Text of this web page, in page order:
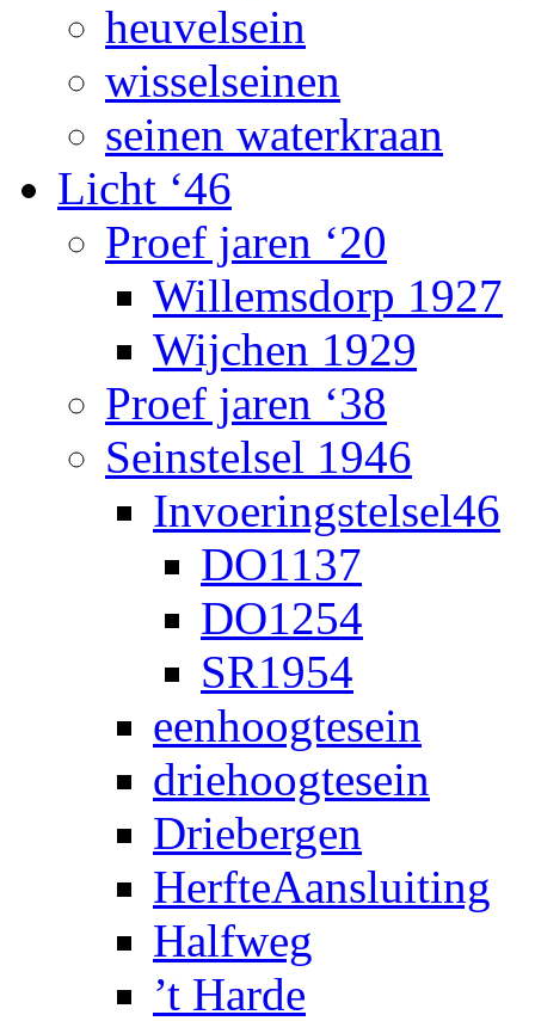
heuvelsein
wisselseinen
seinen waterkraan
Licht ‘46
Proef jaren ‘20
Willemsdorp 1927
Wijchen 1929
Proef jaren ‘38
Seinstelsel 1946
Invoeringstelsel46
DO1137
DO1254
SR1954
eenhoogtesein
driehoogtesein
Driebergen
HerfteAansluiting
Halfweg
’t Harde